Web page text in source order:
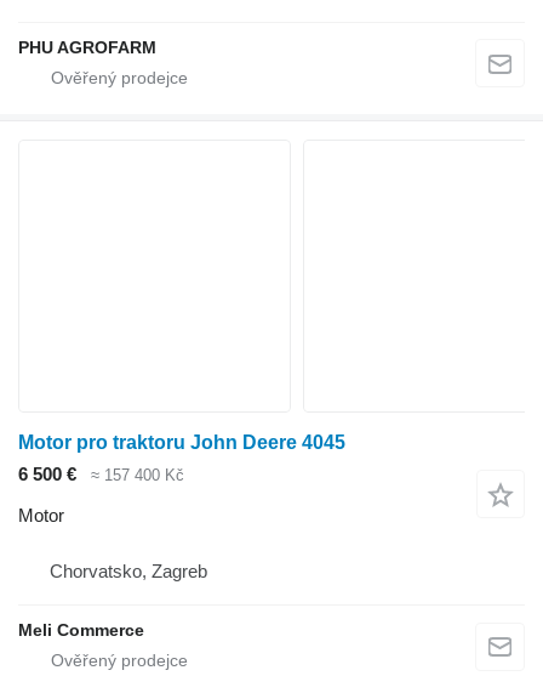
PHU AGROFARM
Motor pro traktoru John Deere 4045
6 500 €
≈ 157 400 Kč
Motor
Chorvatsko, Zagreb
Meli Commerce